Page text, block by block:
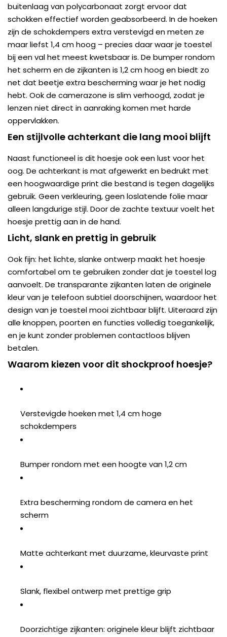
buitenlaag van polycarbonaat zorgt ervoor dat
schokken effectief worden geabsorbeerd. In de hoeken
zijn de schokdempers extra verstevigd en meten ze
maar liefst 1,4 cm hoog – precies daar waar je toestel
bij een val het meest kwetsbaar is. De bumper rondom
het scherm en de zijkanten is 1,2 cm hoog en biedt zo
net dat beetje extra bescherming waar je het nodig
hebt. Ook de camerazone is slim verhoogd, zodat je
lenzen niet direct in aanraking komen met harde
oppervlakken.
Een stijlvolle achterkant die lang mooi blijft
Naast functioneel is dit hoesje ook een lust voor het
oog. De achterkant is mat afgewerkt en bedrukt met
een hoogwaardige print die bestand is tegen dagelijks
gebruik. Geen verkleuring, geen loslatende folie maar
alleen langdurige stijl. Door de zachte textuur voelt het
hoesje prettig aan in de hand.
Licht, slank en prettig in gebruik
Ook fijn: het lichte, slanke ontwerp maakt het hoesje
comfortabel om te gebruiken zonder dat je toestel log
aanvoelt. De transparante zijkanten laten de originele
kleur van je telefoon subtiel doorschijnen, waardoor het
design van je toestel mooi zichtbaar blijft. Uiteraard zijn
alle knoppen, poorten en functies volledig toegankelijk,
en je kunt zonder problemen contactloos blijven
betalen.
Waarom kiezen voor dit shockproof hoesje?
Verstevigde hoeken met 1,4 cm hoge
schokdempers
Bumper rondom met een hoogte van 1,2 cm
Extra bescherming rondom de camera en het
scherm
Matte achterkant met duurzame, kleurvaste print
Slank, flexibel ontwerp met prettige grip
Doorzichtige zijkanten: originele kleur blijft zichtbaar